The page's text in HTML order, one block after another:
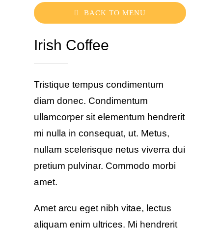
BACK TO MENU
Irish Coffee
Tristique tempus condimentum
diam donec. Condimentum
ullamcorper sit elementum hendrerit
mi nulla in consequat, ut. Metus,
nullam scelerisque netus viverra dui
pretium pulvinar. Commodo morbi
amet.
Amet arcu eget nibh vitae, lectus
aliquam enim ultrices. Mi hendrerit